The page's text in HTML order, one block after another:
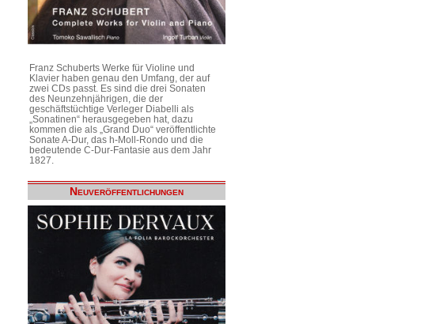
Franz Schuberts Werke für Violine und
Klavier haben genau den Umfang, der auf
zwei CDs passt. Es sind die drei Sonaten
des Neunzehnjährigen, die der
geschäftstüchtige Verleger Diabelli als
„Sonatinen“ herausgegeben hat, dazu
kommen die als „Grand Duo“ veröffentlichte
Sonate A-Dur, das h-Moll-Rondo und die
bedeutende C-Dur-Fantasie aus dem Jahr
1827.
Neuveröffentlichungen